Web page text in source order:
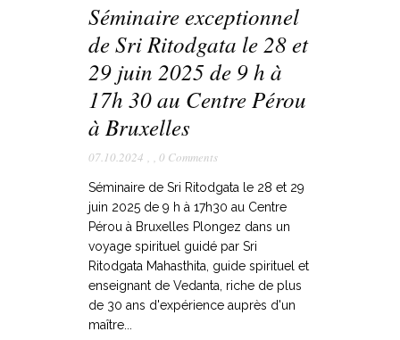
Séminaire exceptionnel
de Sri Ritodgata le 28 et
29 juin 2025 de 9 h à
17h 30 au Centre Pérou
à Bruxelles
07.10.2024 , , 0 Comments
Séminaire de Sri Ritodgata le 28 et 29
juin 2025 de 9 h à 17h30 au Centre
Pérou à Bruxelles Plongez dans un
voyage spirituel guidé par Sri
Ritodgata Mahasthita, guide spirituel et
enseignant de Vedanta, riche de plus
de 30 ans d'expérience auprès d'un
maître...